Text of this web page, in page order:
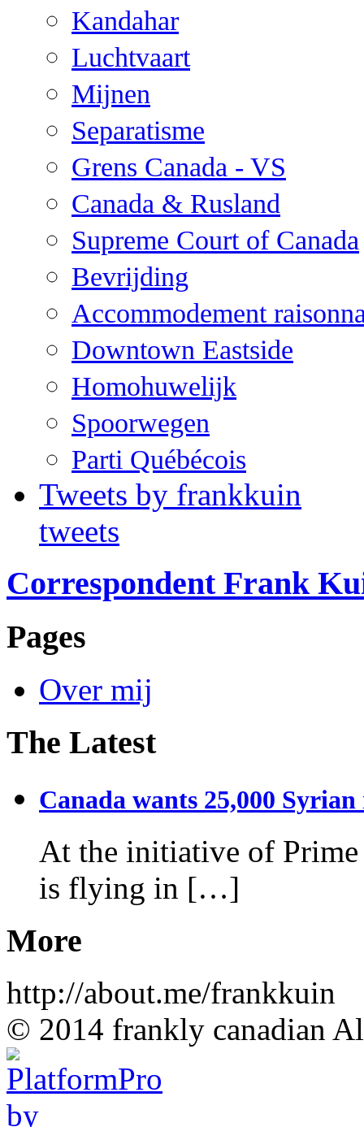
Kandahar
Luchtvaart
Mijnen
Separatisme
Grens Canada - VS
Canada & Rusland
Supreme Court of Canada
Bevrijding
Accommodement
Downtown Eastside
Homohuwelijk
Spoorwegen
Parti Québécois
Tweets by frankkuin
tweets
Correspondent Frank
Pages
Over mij
The Latest
Canada wants 25,000 Syrian
At the initiative of Prime
is flying in […]
More
http://about.me/frankkuin
© 2014 frankly canadian